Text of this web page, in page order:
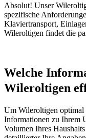
Absolut! Unser
spezifische
Klaviertransport,
Wileroltigen findet die
Welche
Wileroltigen
Um Wileroltigen optimal
Informationen zu Ihrem
Volumen Ihres